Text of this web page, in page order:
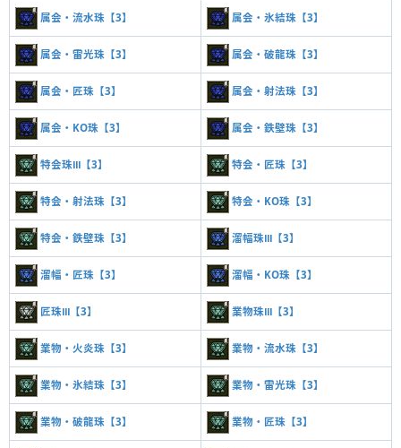
属会・流水珠【3】 属会・氷結珠【3】
属会・雷光珠【3】 属会・破龍珠【3】
属会・匠珠【3】 属会・射法珠【3】
属会・KO珠【3】 属会・鉄壁珠【3】
特会珠Ⅲ【3】 特会・匠珠【3】
特会・射法珠【3】 特会・KO珠【3】
特会・鉄壁珠【3】 溜幅珠Ⅲ【3】
溜幅・匠珠【3】 溜幅・KO珠【3】
匠珠Ⅲ【3】 業物珠Ⅲ【3】
業物・火炎珠【3】 業物・流水珠【3】
業物・氷結珠【3】 業物・雷光珠【3】
業物・破龍珠【3】 業物・匠珠【3】